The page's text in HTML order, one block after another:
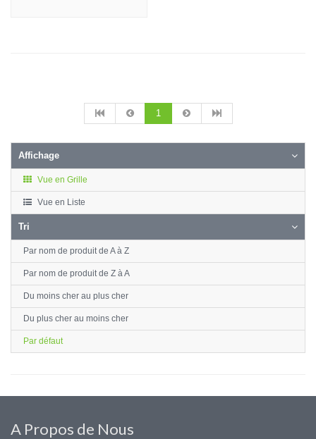
1
Affichage
Vue en Grille
Vue en Liste
Tri
Par nom de produit de A à Z
Par nom de produit de Z à A
Du moins cher au plus cher
Du plus cher au moins cher
Par défaut
A Propos de Nous